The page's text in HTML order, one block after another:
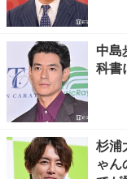
中島
科書
杉浦
ゃ